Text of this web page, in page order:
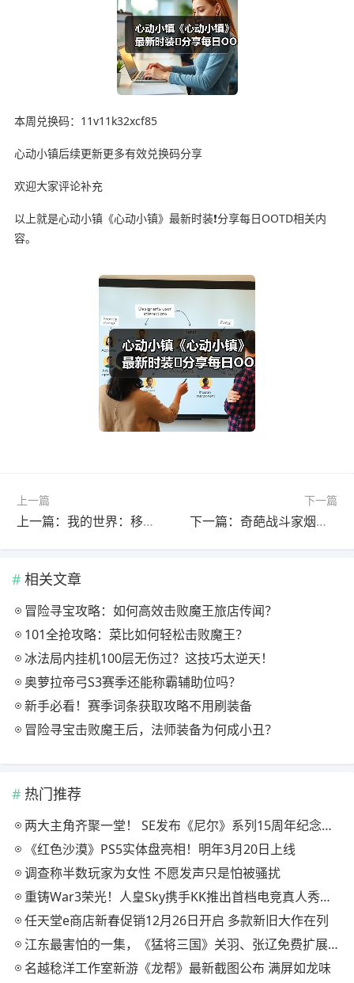
本周兑换码：11v11k32xcf85
心动小镇后续更新更多有效兑换码分享
欢迎大家评论补充
以上就是心动小镇《心动小镇》最新时装❗分享每日OOTD相关内
容。
上一篇
上一篇：我的世界：移动版不是很专业的圣诞树教程( ╯▽╰)
下一篇
下一篇：奇葩战斗家烟花配件dly
相关文章
冒险寻宝攻略：如何高效击败魔王旅店传闻？
101全抢攻略：菜比如何轻松击败魔王？
冰法局内挂机100层无伤过？这技巧太逆天！
奥萝拉帝弓S3赛季还能称霸辅助位吗？
新手必看！赛季词条获取攻略不用刷装备
冒险寻宝击败魔王后，法师装备为何成小丑？
热门推荐
两大主角齐聚一堂！ SE发布《尼尔》系列15周年纪念典藏套装
《红色沙漠》PS5实体盘亮相！明年3月20日上线
调查称半数玩家为女性 不愿发声只是怕被骚扰
重铸War3荣光！人皇Sky携手KK推出首档电竞真人秀《寻找下一个Sky》
任天堂e商店新春促销12月26日开启 多款新旧大作在列
江东最害怕的一集，《猛将三国》关羽、张辽免费扩展包现已上线
名越稔洋工作室新游《龙帮》最新截图公布 满屏如龙味